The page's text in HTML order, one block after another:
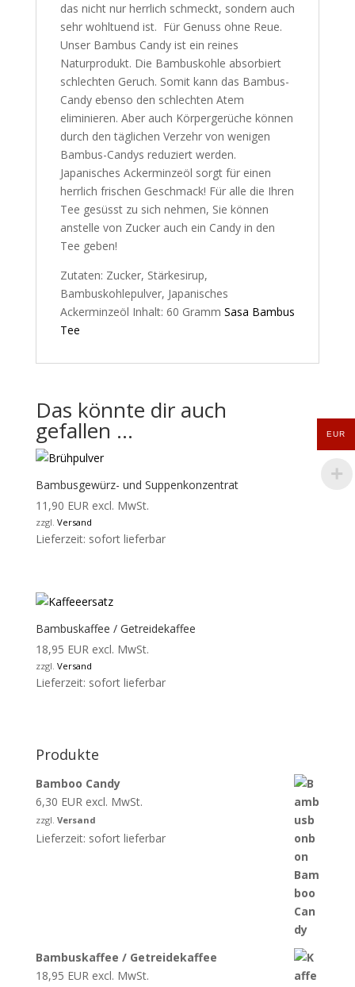
das nicht nur herrlich schmeckt, sondern auch
sehr wohltuend ist. Für Genuss ohne Reue.
Unser Bambus Candy ist ein reines
Naturprodukt. Die Bambuskohle absorbiert
schlechten Geruch. Somit kann das Bambus-
Candy ebenso den schlechten Atem
eliminieren. Aber auch Körpergerüche können
durch den täglichen Verzehr von wenigen
Bambus-Candys reduziert werden.
Japanisches Ackerminzeöl sorgt für einen
herrlich frischen Geschmack! Für alle die Ihren
Tee gesüsst zu sich nehmen, Sie können
anstelle von Zucker auch ein Candy in den
Tee geben!
Zutaten: Zucker, Stärkesirup,
Bambuskohlepulver, Japanisches
Ackerminzeöl Inhalt: 60 Gramm Sasa Bambus
Tee
Das könnte dir auch
gefallen …
Bambusgewürz- und Suppenkonzentrat
11,90 EUR excl. MwSt.
zzgl. Versand
Lieferzeit: sofort lieferbar
Bambuskaffee / Getreidekaffee
18,95 EUR excl. MwSt.
zzgl. Versand
Lieferzeit: sofort lieferbar
Produkte
Bamboo Candy
6,30 EUR excl. MwSt.
zzgl. Versand
Lieferzeit: sofort lieferbar
Bambuskaffee / Getreidekaffee
18,95 EUR excl. MwSt.
EUR